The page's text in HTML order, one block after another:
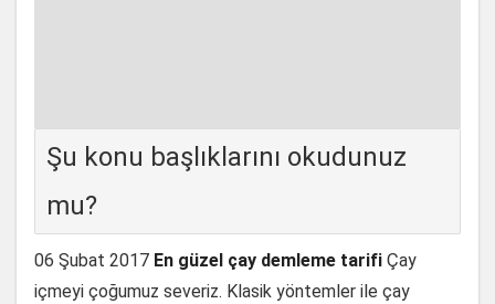
Şu konu başlıklarını okudunuz
mu?
06 Şubat 2017 En güzel çay demleme tarifi Çay
içmeyi çoğumuz severiz. Klasik yöntemler ile çay